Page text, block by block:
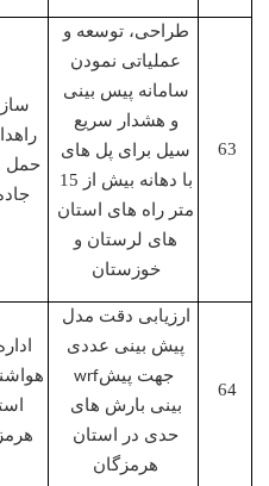
طراحی، توسعه و
عملیاتی نمودن
سامانه پیس بینی
و هشدار سریع
سیل برای پل های
با دهانه بیش از 15
متر راه های استان
های لرستان و
خوزستان
سازمان
راهداری و
حمل و نقل
جاده ای
ارزیابی دقت مدل
پیش بینی عددی
wrfجهت پیش
بینی بارش های
حدی در استان
هرمزگان
اداره کل
هواشنا سی
استان
هرمزگان